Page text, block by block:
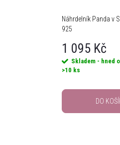
Náhrdelník Panda v
925
1 095 Kč
Skladem - hned
>10 ks
DO